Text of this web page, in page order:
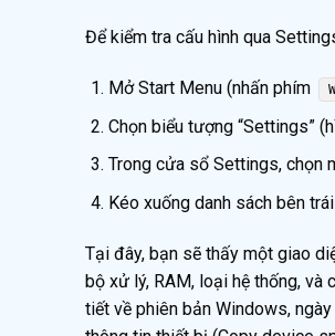
Để kiểm tra cấu hình qua
Mở Start Menu (nhấn phím
Chọn biểu tượng “Settings”
Trong cửa sổ Settings, chọn
Kéo xuống danh sách bên
Tại đây, bạn sẽ thấy một giao
bộ xử lý, RAM, loại hệ thống, và
tiết về phiên bản Windows,